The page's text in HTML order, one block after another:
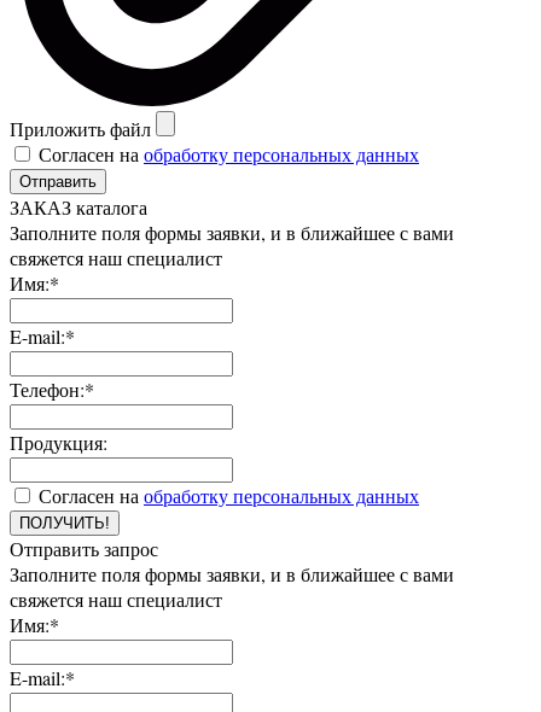
Приложить файл
Согласен на обработку персональных данных
Отправить
ЗАКАЗ каталога
Заполните поля формы заявки, и в ближайшее с вами
свяжется наш специалист
Имя:*
E-mail:*
Телефон:*
Продукция:
Согласен на обработку персональных данных
ПОЛУЧИТЬ!
Отправить запрос
Заполните поля формы заявки, и в ближайшее с вами
свяжется наш специалист
Имя:*
E-mail:*